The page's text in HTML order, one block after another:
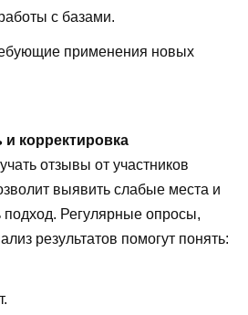
с базами.
применения новых
и корректировка
отзывы от участников
выявить слабые места и
подход. Регулярные опросы,
результатов помогут понять: